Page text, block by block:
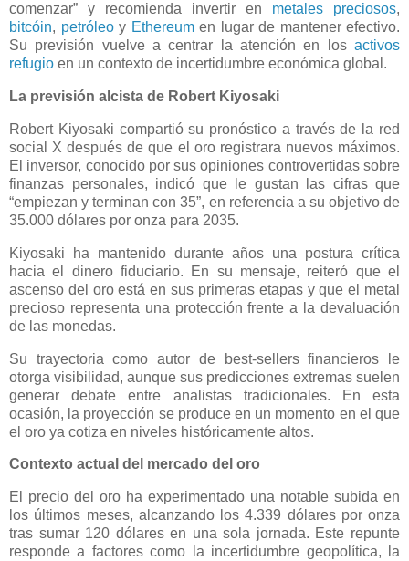
comenzar” y recomienda invertir en metales preciosos,
bitcóin, petróleoy Ethereumen lugar de mantener efectivo.
Su previsión vuelve a centrar la atención en los activos
refugio en un contexto de incertidumbre económica global.
La previsión alcista de Robert Kiyosaki
Robert Kiyosaki compartió su pronóstico a través de la red
social X después de que el oro registrara nuevos máximos.
El inversor, conocido por sus opiniones controvertidas sobre
finanzas personales, indicó que le gustan las cifras que
“empiezan y terminan con 35”, en referencia a su objetivo de
35.000 dólares por onza para 2035.
Kiyosaki ha mantenido durante años una postura crítica
hacia el dinero fiduciario. En su mensaje, reiteró que el
ascenso del oro está en sus primeras etapas y que el metal
precioso representa una protección frente a la devaluación
de las monedas.
Su trayectoria como autor de best-sellers financieros le
otorga visibilidad, aunque sus predicciones extremas suelen
generar debate entre analistas tradicionales. En esta
ocasión, la proyección se produce en un momento en el que
el oro ya cotiza en niveles históricamente altos.
Contexto actual del mercado del oro
El precio del oro ha experimentado una notable subida en
los últimos meses, alcanzando los 4.339 dólares por onza
tras sumar 120 dólares en una sola jornada. Este repunte
responde a factores como la incertidumbre geopolítica, la